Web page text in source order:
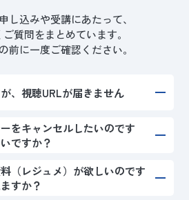
し込みや受講にあたって、
質問をまとめています。
前に一度ご確認ください。
、視聴URLが届きません
をキャンセルしたいのです
ですか？
（レジュメ）が欲しいのです
すか？